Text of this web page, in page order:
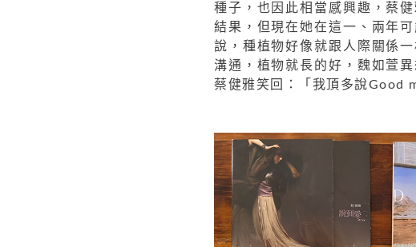
種子，也因此相當感興趣，蔡
結果，但現在她在這一、兩年
說，種植物好像就跟人際關係
溝通，植物就長的好，魏如萱
蔡健雅笑回：「我頂多說Good